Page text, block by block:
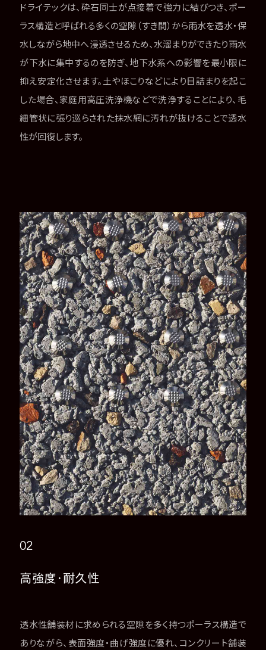
ドライテックは、砕石同士が点接着で強力に結びつき、ポー
ラス構造と呼ばれる多くの空隙（すき間）から雨水を透水・保
水しながら地中へ浸透させるため、水溜まりができたり雨水
が下水に集中するのを防ぎ、地下水系への影響を最小限に
抑え安定化させます。土やほこりなどにより目詰まりを起こ
した場合、家庭用高圧洗浄機などで洗浄することにより、毛
細管状に張り巡らされた抹水網に汚れが抜けることで透水
性が回復します。
02
高強度・耐久性
透水性舗装材に求められる空隙を多く持つポーラス構造で
ありながら、表面強度・曲げ強度に優れ、コンクリート舗装